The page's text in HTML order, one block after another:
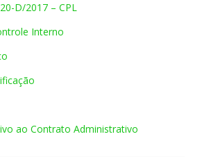
D/2017 – CPL
Interno
ao Contrato Administrativo